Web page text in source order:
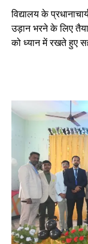
विद्यालय के
उड़ान भरने के लिए
को ध्यान में रखते हुए